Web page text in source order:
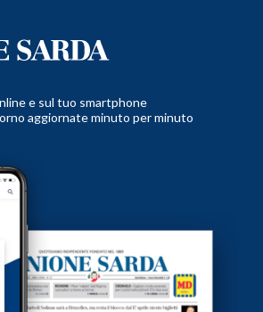
e sul tuo smartphone
aggiornate minuto per minuto